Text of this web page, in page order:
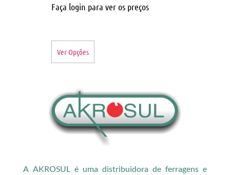
Faça login para ver os preços
Ver Opções
A AKROSUL é uma distribuidora de ferragens e